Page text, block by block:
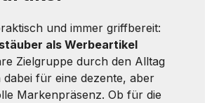
und immer griffbereit:
als Werbeartikel
Zielgruppe durch den Alltag
dabei für eine dezente, aber
Markenpräsenz. Ob für die